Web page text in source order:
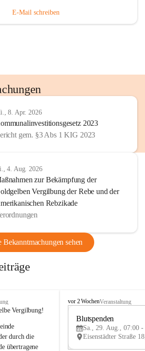
E-Mail schreiben
8. Apr. 2026
2023
gem. §3 Abs 1 KIG 2023
4. Aug. 2026
zur Bekämpfung der
Vergilbung der Rebe und der
Rebzikade
Bekanntmachungen sehen
Vergilbung!
durch die
übertragene
B
e
vor 2 WochenVeranstaltung
Blutspenden
Sa., 29. Aug., 07:00 -